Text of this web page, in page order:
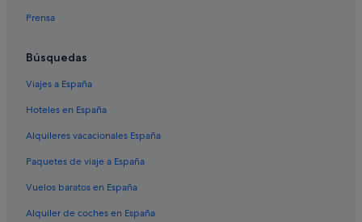
Prensa
Búsquedas
Viajes a España
Hoteles en España
Alquileres vacacionales España
Paquetes de viaje a España
Vuelos baratos en España
Alquiler de coches en España